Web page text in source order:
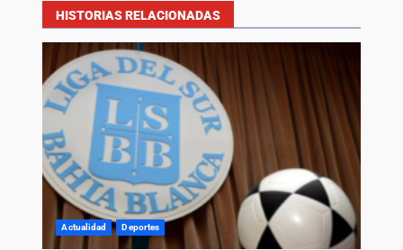
HISTORIAS RELACIONADAS
Actualidad Deportes